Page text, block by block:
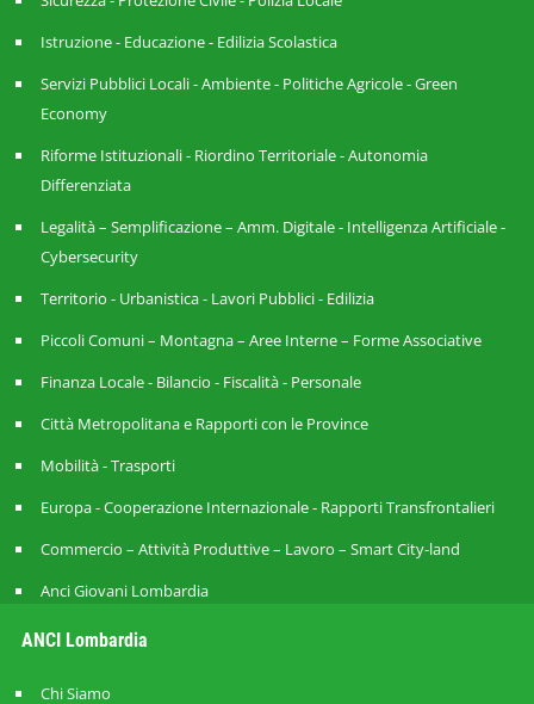
Istruzione - Educazione - Edilizia Scolastica
Servizi Pubblici Locali - Ambiente - Politiche Agricole - Green
Economy
Riforme Istituzionali - Riordino Territoriale - Autonomia
Differenziata
Legalità – Semplificazione – Amm. Digitale - Intelligenza Artificiale -
Cybersecurity
Territorio - Urbanistica - Lavori Pubblici - Edilizia
Piccoli Comuni – Montagna – Aree Interne – Forme Associative
Finanza Locale - Bilancio - Fiscalità - Personale
Città Metropolitana e Rapporti con le Province
Mobilità - Trasporti
Europa - Cooperazione Internazionale - Rapporti Transfrontalieri
Commercio – Attività Produttive – Lavoro – Smart City-land
Anci Giovani Lombardia
ANCI Lombardia
Chi Siamo